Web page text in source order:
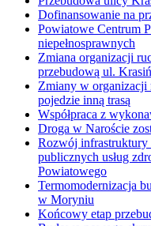
Dofinansowanie na
Powiatowe Centrum
niepełnosprawnych
Zmiana organizacji
przebudową ul.
Zmiany w organizacji
pojedzie inną trasą
Współpraca z
Droga w Naroście
Rozwój infrastruktury
publicznych usług
Powiatowego
Termomodernizacja
w Moryniu
Końcowy etap